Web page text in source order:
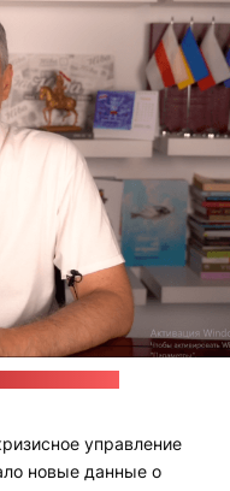
управление
новые данные о